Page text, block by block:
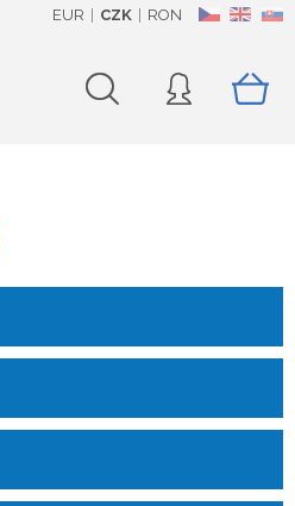
CZ EN SK
EUR CZK RON